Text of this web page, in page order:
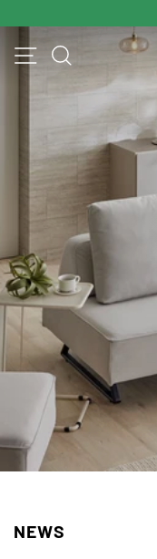
キ
メニュー
NEWS